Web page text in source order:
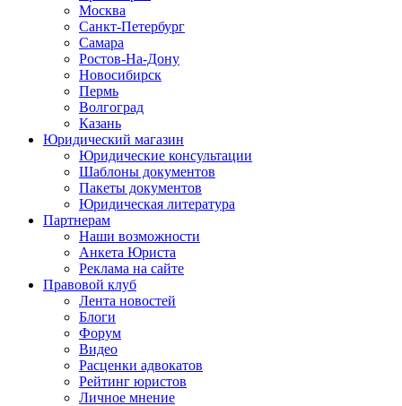
Москва
Санкт-Петербург
Самара
Ростов-На-Дону
Новосибирск
Пермь
Волгоград
Казань
Юридический магазин
Юридические консультации
Шаблоны документов
Пакеты документов
Юридическая литература
Партнерам
Наши возможности
Анкета Юриста
Реклама на сайте
Правовой клуб
Лента новостей
Блоги
Форум
Видео
Расценки адвокатов
Рейтинг юристов
Личное мнение